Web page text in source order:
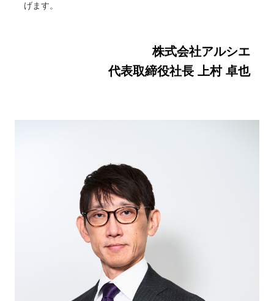
げます。
株式会社アルシエ
代表取締役社長 上村 卓也